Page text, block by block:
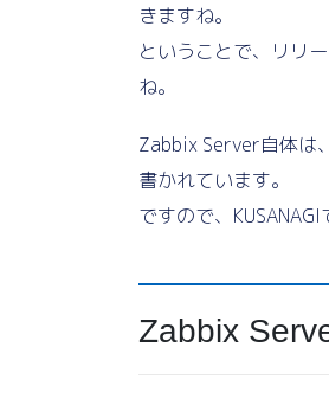
きますね。
ということで、リリ
ね。
Zabbix Server自体は
書かれています。
ですので、
Zabbix